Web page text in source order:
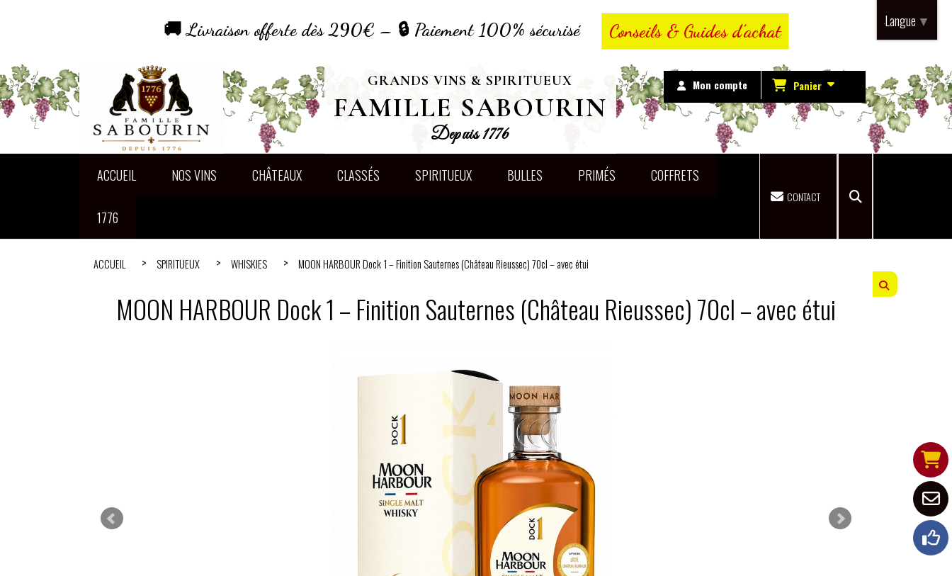
🚚 Livraison offerte dès 290€ – 🔒 Paiement 100% sécurisé Conseils & Guides d’achat
GRANDS VINS & SPIRITUEUX
FAMILLE SABOURIN
Depuis 1776
Mon compte Panier
ACCUEIL NOS VINS CHÂTEAUX CLASSÉS SPIRITUEUX BULLES PRIMÉS COFFRETS
1776
CONTACT
ACCUEIL SPIRITUEUX WHISKIES MOON HARBOUR Dock 1 – Finition Sauternes (Château Rieussec) 70cl – avec étui
MOON HARBOUR Dock 1 – Finition Sauternes (Château Rieussec) 70cl – avec étui
Langue ▼